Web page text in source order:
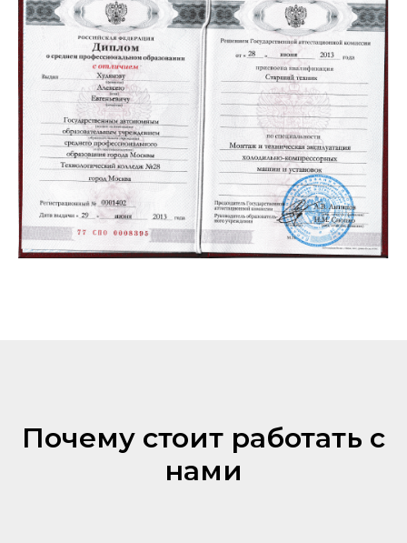
Почему стоит работать с
нами